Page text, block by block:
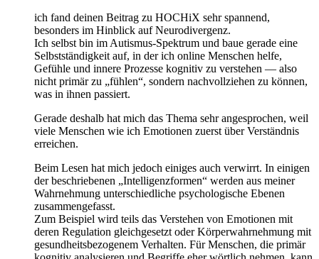
ich fand deinen Beitrag zu HOCHiX sehr spannend,
besonders im Hinblick auf Neurodivergenz.
Ich selbst bin im Autismus-Spektrum und baue gerade eine
Selbstständigkeit auf, in der ich online Menschen helfe,
Gefühle und innere Prozesse kognitiv zu verstehen — also
nicht primär zu „fühlen“, sondern nachvollziehen zu können,
was in ihnen passiert.
Gerade deshalb hat mich das Thema sehr angesprochen, weil
viele Menschen wie ich Emotionen zuerst über Verständnis
erreichen.
Beim Lesen hat mich jedoch einiges auch verwirrt. In einigen
der beschriebenen „Intelligenzformen“ werden aus meiner
Wahrnehmung unterschiedliche psychologische Ebenen
zusammengefasst.
Zum Beispiel wird teils das Verstehen von Emotionen mit
deren Regulation gleichgesetzt oder Körperwahrnehmung mit
gesundheitsbezogenem Verhalten. Für Menschen, die primär